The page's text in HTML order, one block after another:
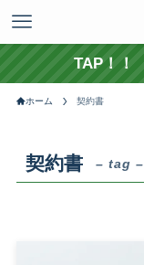
TAP！！
ホーム 契約書
契約書 – tag –